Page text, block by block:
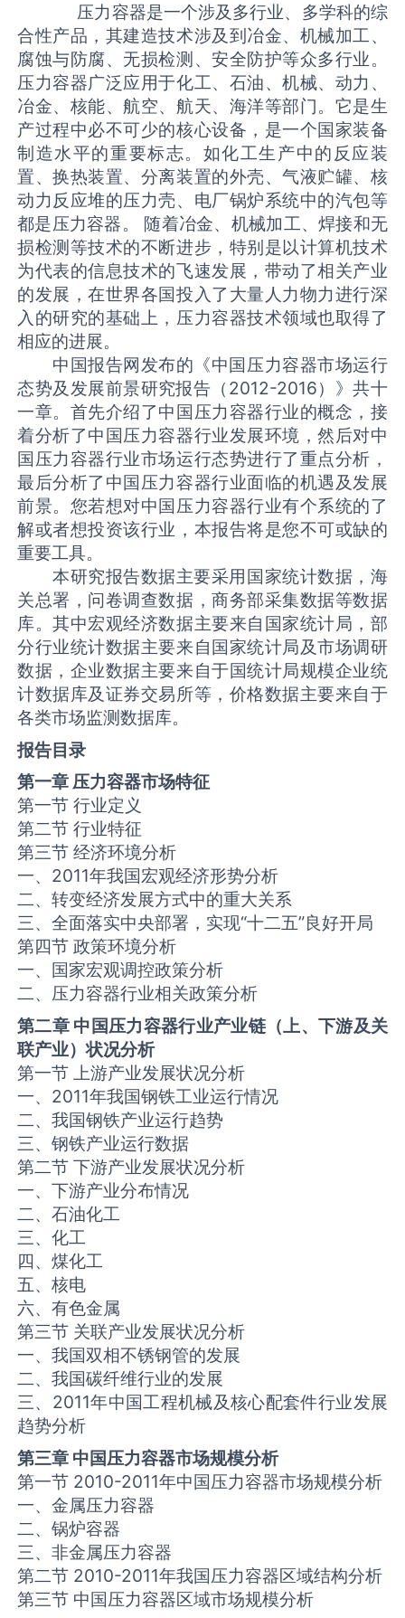
压力容器是一个涉及多行业、多学科的综
合性产品，其建造技术涉及到冶金、机械加工、
腐蚀与防腐、无损检测、安全防护等众多行业。
压力容器广泛应用于化工、石油、机械、动力、
冶金、核能、航空、航天、海洋等部门。它是生
产过程中必不可少的核心设备，是一个国家装备
制造水平的重要标志。如化工生产中的反应装
置、换热装置、分离装置的外壳、气液贮罐、核
动力反应堆的压力壳、电厂锅炉系统中的汽包等
都是压力容器。 随着冶金、机械加工、焊接和无
损检测等技术的不断进步，特别是以计算机技术
为代表的信息技术的飞速发展，带动了相关产业
的发展，在世界各国投入了大量人力物力进行深
入的研究的基础上，压力容器技术领域也取得了
相应的进展。
中国报告网发布的《中国压力容器市场运行
态势及发展前景研究报告（2012-2016）》共十
一章。首先介绍了中国压力容器行业的概念，接
着分析了中国压力容器行业发展环境，然后对中
国压力容器行业市场运行态势进行了重点分析，
最后分析了中国压力容器行业面临的机遇及发展
前景。您若想对中国压力容器行业有个系统的了
解或者想投资该行业，本报告将是您不可或缺的
重要工具。
本研究报告数据主要采用国家统计数据，海
关总署，问卷调查数据，商务部采集数据等数据
库。其中宏观经济数据主要来自国家统计局，部
分行业统计数据主要来自国家统计局及市场调研
数据，企业数据主要来自于国统计局规模企业统
计数据库及证券交易所等，价格数据主要来自于
各类市场监测数据库。
报告目录
第一章 压力容器市场特征
第一节 行业定义
第二节 行业特征
第三节 经济环境分析
一、2011年我国宏观经济形势分析
二、转变经济发展方式中的重大关系
三、全面落实中央部署，实现“十二五”良好开局
第四节 政策环境分析
一、国家宏观调控政策分析
二、压力容器行业相关政策分析
第二章 中国压力容器行业产业链（上、下游及关
联产业）状况分析
第一节 上游产业发展状况分析
一、2011年我国钢铁工业运行情况
二、我国钢铁产业运行趋势
三、钢铁产业运行数据
第二节 下游产业发展状况分析
一、下游产业分布情况
二、石油化工
三、化工
四、煤化工
五、核电
六、有色金属
第三节 关联产业发展状况分析
一、我国双相不锈钢管的发展
二、我国碳纤维行业的发展
三、2011年中国工程机械及核心配套件行业发展
趋势分析
第三章 中国压力容器市场规模分析
第一节 2010-2011年中国压力容器市场规模分析
一、金属压力容器
二、锅炉容器
三、非金属压力容器
第二节 2010-2011年我国压力容器区域结构分析
第三节 中国压力容器区域市场规模分析